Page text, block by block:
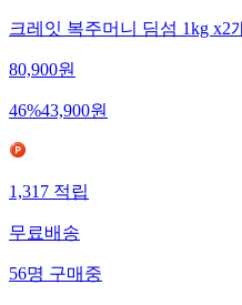
크레잇 복주머니 딤섬 1kg x2
80,900원
46%43,900원
1,317적립
무료배송
56명구매중